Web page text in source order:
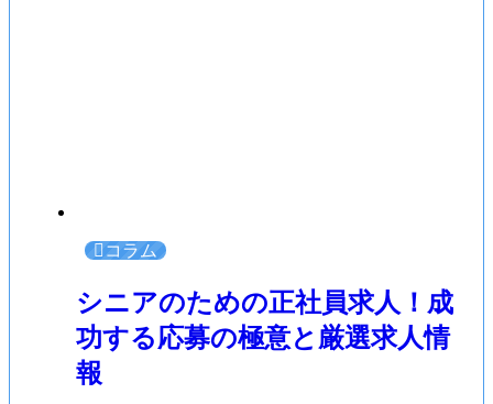
コラム
シニアのための正社員求人！成
功する応募の極意と厳選求人情
報